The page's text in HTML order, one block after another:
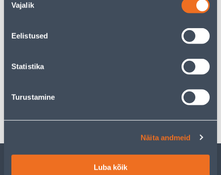
valik
Vajalik
Eelistused
Statistika
Turustamine
Näita andmeid
Luba kõik